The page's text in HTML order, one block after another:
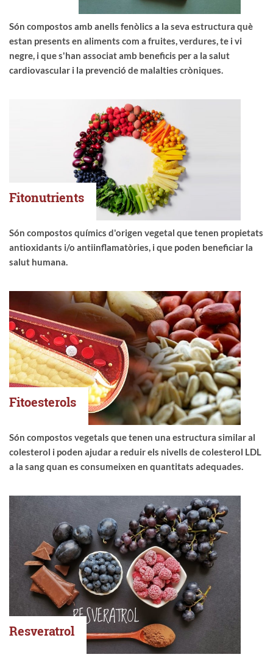
Són compostos amb anells fenòlics a la seva estructura què
estan presents en aliments com a fruites, verdures, te i vi
negre, i que s'han associat amb beneficis per a la salut
cardiovascular i la prevenció de malalties cròniques.
Fitonutrients
Són compostos químics d'origen vegetal que tenen propietats
antioxidants i/o antiinflamatòries, i que poden beneficiar la
salut humana.
Fitoesterols
Són compostos vegetals que tenen una estructura similar al
colesterol i poden ajudar a reduir els nivells de colesterol LDL
a la sang quan es consumeixen en quantitats adequades.
Resveratrol